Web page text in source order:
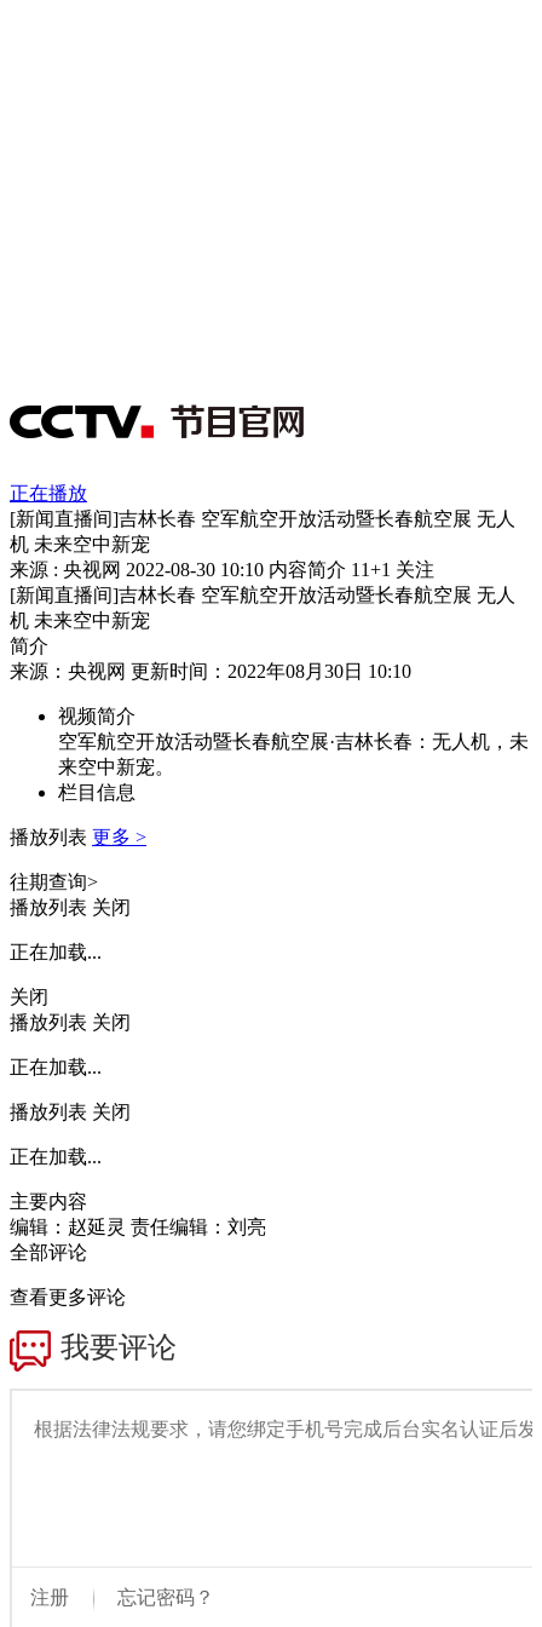
正在播放
[新闻直播间]吉林长春 空军航空开放活动暨长春航空展 无人
机 未来空中新宠
来源 : 央视网 2022-08-30 10:10 内容简介 11+1 关注
[新闻直播间]吉林长春 空军航空开放活动暨长春航空展 无人
机 未来空中新宠
简介
来源：央视网 更新时间：2022年08月30日 10:10
视频简介
空军航空开放活动暨长春航空展·吉林长春：无人机，未
来空中新宠。
栏目信息
播放列表 更多 >
往期查询>
播放列表 关闭
正在加载...
关闭
播放列表 关闭
正在加载...
播放列表 关闭
正在加载...
主要内容
编辑：赵延灵 责任编辑：刘亮
全部评论
查看更多评论